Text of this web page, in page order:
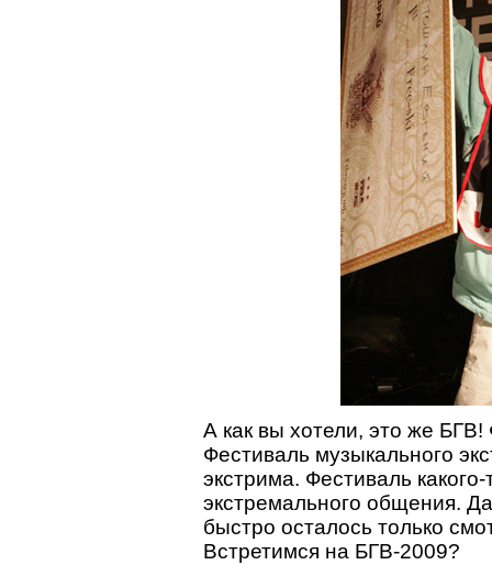
А как вы хотели, это же БГВ!
Фестиваль музыкального
экстрима. Фестиваль
экстремального общения.
быстро осталось только
Встретимся на БГВ-2009?